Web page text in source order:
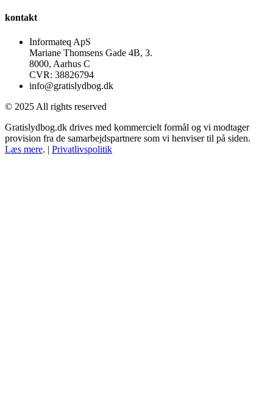
kontakt
Informateq ApS
Mariane Thomsens Gade 4B, 3.
8000, Aarhus C
CVR: 38826794
info@gratislydbog.dk
© 2025 All rights reserved
Gratislydbog.dk drives med kommercielt formål og vi modtager
provision fra de samarbejdspartnere som vi henviser til på siden.
Læs mere. | Privatlivspolitik